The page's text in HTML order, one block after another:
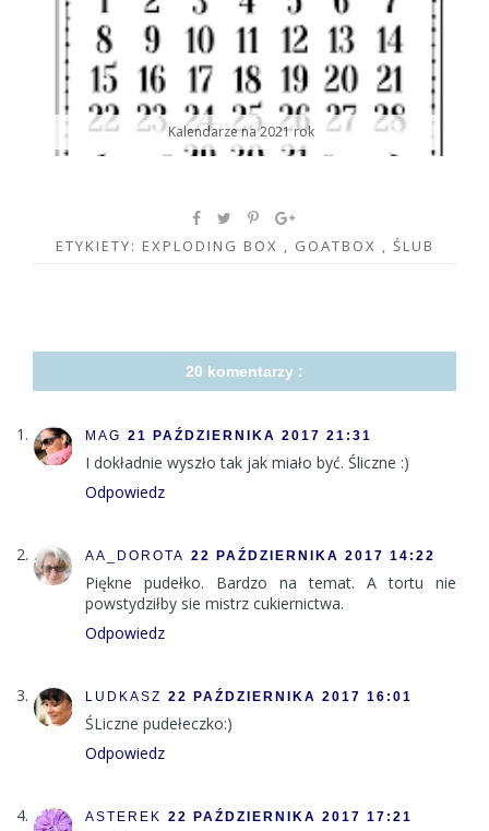
Kalendarze na 2021 rok
ETYKIETY: EXPLODING BOX GOATBOX ŚLUB
20 komentarzy :
MAG 21 PAŹDZIERNIKA 2017 21:31
I dokładnie wyszło tak jak miało być. Śliczne :)
Odpowiedz
AA_DOROTA 22 PAŹDZIERNIKA 2017 14:22
Piękne pudełko. Bardzo na temat. A tortu nie
powstydziłby sie mistrz cukiernictwa.
Odpowiedz
LUDKASZ 22 PAŹDZIERNIKA 2017 16:01
ŚLiczne pudełeczko:)
Odpowiedz
ASTEREK 22 PAŹDZIERNIKA 2017 17:21